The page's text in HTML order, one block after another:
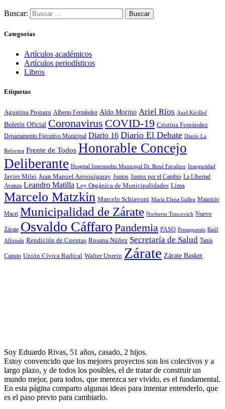
Buscar:
Categorías
Artículos académicos
Artículos periodísticos
Libros
Etiquetas
Agustina Propato Alberto Fernández Aldo Morino Ariel Ríos Axel Kicillof
Boletín Oficial Coronavirus COVID-19 Cristina Fernández
Departamento Ejecutivo Municipal Diario 16 Diario El Debate Diario La
Reforma Frente de Todos Honorable Concejo
Deliberante Hospital Intermedio Municipal Dr. René Favaloro Inseguridad
Javier Milei Juan Manuel Arroquigaray Juntos Juntos por el Cambio La Libertad
Avanza Leandro Matilla Ley Orgánica de Municipalidades Lima
Marcelo Matzkin Marcelo Schiavoni María Elena Gallea Mauricio
Macri Municipalidad de Zárate Norberto Toncovich Nuevo
Zárate Osvaldo Cáffaro Pandemia PASO Presupuesto Raúl
Alfonsín Rendición de Cuentas Rosana Núñez Secretaría de Salud Tania
Caputo Unión Cívica Radical Walter Unrein Zárate Zárate Basket
Soy Eduardo Rivas, 51 años, casado, 2 hijos.
Estoy convencido que los mejores proyectos son los colectivos y a
largo plazo, y de todos los posibles, el de tratar de construir un
mundo mejor, para todos, que merezca ser vivido, es el fundamental.
En esta página comparto algunas ideas para intentar entenderlo, que
es el paso previo para cambiarlo.